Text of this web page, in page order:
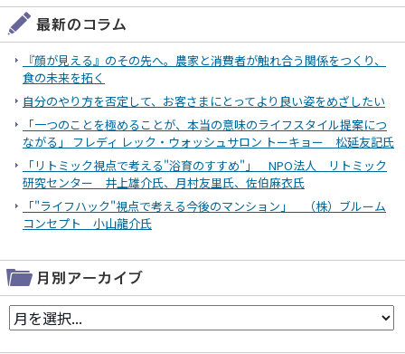
『顔が見える』のその先へ。農家と消費者が触れ合う関係をつくり、
食の未来を拓く
自分のやり方を否定して、お客さまにとってより良い姿をめざしたい
「一つのことを極めることが、本当の意味のライフスタイル提案につ
ながる」 フレディ レック・ウォッシュサロン トーキョー 松延友記氏
「リトミック視点で考える"浴育のすすめ"」 NPO法人 リトミック
研究センター 井上雄介氏、月村友里氏、佐伯麻衣氏
「"ライフハック"視点で考える今後のマンション」 （株）ブルーム
コンセプト 小山龍介氏